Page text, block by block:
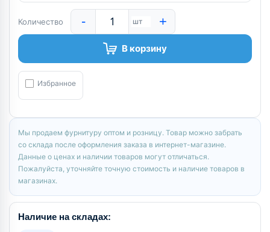
Количество - шт +
В корзину
Избранное
Мы продаем фурнитуру оптом и розницу. Товар можно забрать
со склада после оформления заказа в интернет-магазине.
Данные о ценах и наличии товаров могут отличаться.
Пожалуйста, уточняйте точную стоимость и наличие товаров в
магазинах.
Наличие на складах: